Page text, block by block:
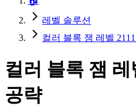
레벨 솔루션
컬러 블록 잼 레벨
컬러 블록 잼 레
공략